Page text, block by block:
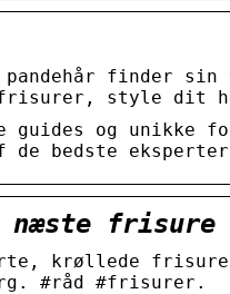
finder
frisurer, style dit
og unikke
bedste
frisure
krøllede
#råd #frisurer.